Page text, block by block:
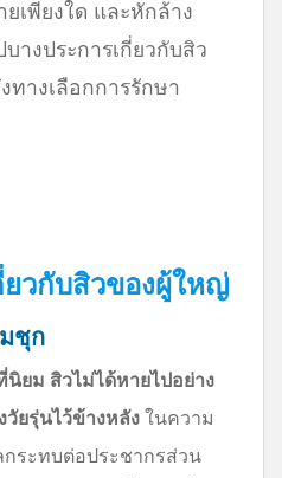
เพียงใด และหักล้าง
างประการเกี่ยวกับสิว
ทางเลือกการรักษา
ยวกับสิวของผู้ใหญ่
ชุก
ยม สิวไม่ได้หายไปอย่าง
ยรุ่นไว้ข้างหลังในความ
กระทบต่อประชากรส่วน